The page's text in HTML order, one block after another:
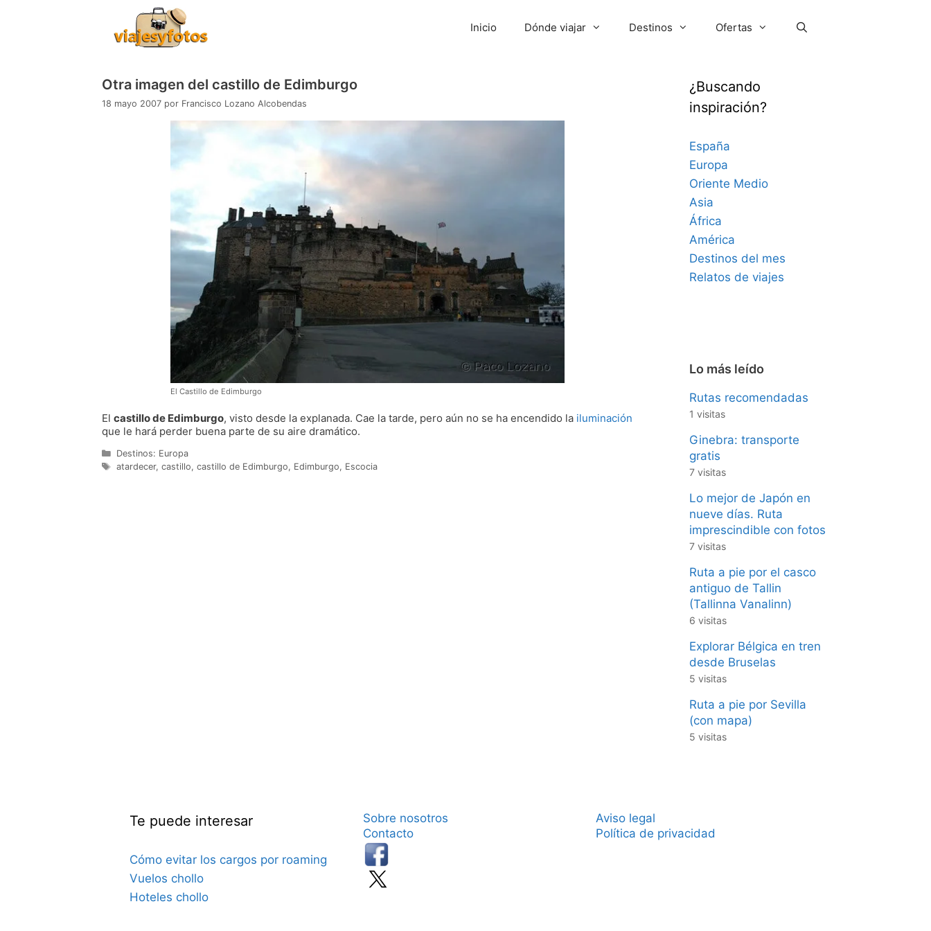
Inicio Dónde viajar Destinos Ofertas
Otra imagen del castillo de Edimburgo
18 mayo 2007 por Francisco Lozano Alcobendas
El Castillo de Edimburgo
El castillo de Edimburgo, visto desde la explanada. Cae la tarde, pero aún no se ha encendido la iluminación
que le hará perder buena parte de su aire dramático.
Categorías
Destinos: Europa
Etiquetas
atardecer, castillo, castillo de Edimburgo, Edimburgo, Escocia
¿Buscando
inspiración?
España
Europa
Oriente Medio
Asia
África
América
Destinos del mes
Relatos de viajes
Lo más leído
Rutas recomendadas
1 visitas
Ginebra: transporte
gratis
7 visitas
Lo mejor de Japón en
nueve días. Ruta
imprescindible con fotos
7 visitas
Ruta a pie por el casco
antiguo de Tallin
(Tallinna Vanalinn)
6 visitas
Explorar Bélgica en tren
desde Bruselas
5 visitas
Ruta a pie por Sevilla
(con mapa)
5 visitas
Te puede interesar
Cómo evitar los cargos por roaming
Vuelos chollo
Hoteles chollo
Sobre nosotros
Contacto
Aviso legal
Política de privacidad